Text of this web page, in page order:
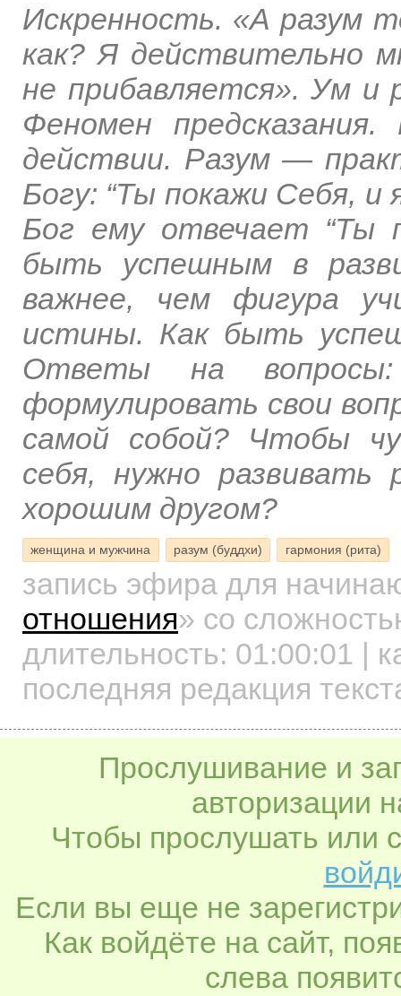
Искренность. «А разум
как? Я действительно
не прибавляется». Ум и
Феномен
действии. Разум —
Богу: “Ты покажи Себя,
Бог ему отвечает “Ты
быть успешным в
важнее, чем фигура
истины. Как быть
Ответы на вопросы:
формулировать свои
самой собой? Чтобы
себя, нужно развивать
хорошим другом?
женщина и мужчина разум (буддхи) гармония (рита)
запись эфира для
отношения» со
длительность: 01:00:01 |
последняя редакция
Прослушивание и
авторизации
Чтобы прослушать или
Если вы еще не
Как войдёте на сайт,
слева